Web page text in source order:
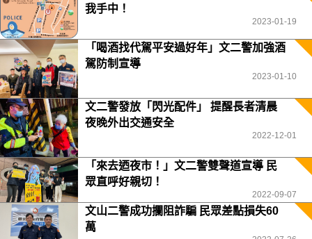
我手中！
2023-01-19
「喝酒找代駕平安過好年」文二警加強酒
駕防制宣導
2023-01-10
文二警發放「閃光配件」 提醒長者清晨
夜晚外出交通安全
2022-12-01
「來去迺夜市！」文二警雙聲道宣導 民
眾直呼好親切！
2022-09-07
文山二警成功攔阻詐騙 民眾差點損失60
萬